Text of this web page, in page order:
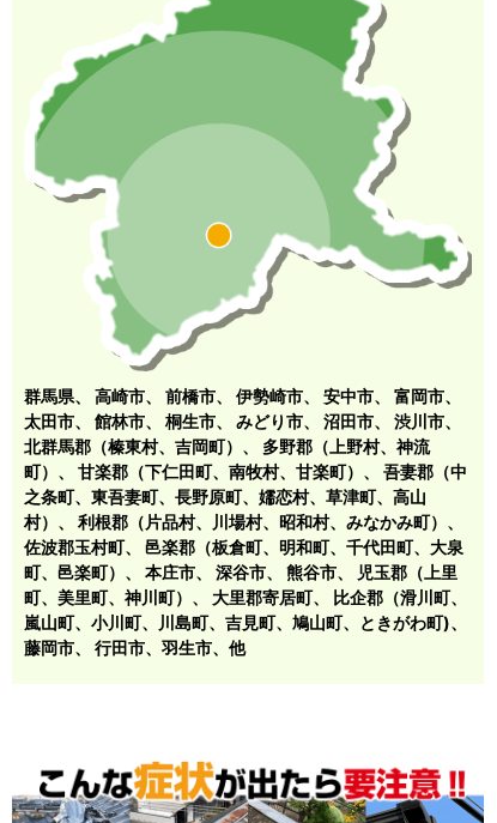
群馬県、 高崎市、 前橋市、 伊勢崎市、 安中市、 富岡市、
太田市、 館林市、 桐生市、 みどり市、 沼田市、 渋川市、
北群馬郡（榛東村、吉岡町） 、 多野郡（上野村、神流
町） 、 甘楽郡（下仁田町、南牧村、甘楽町） 、 吾妻郡（中
之条町、東吾妻町、長野原町、嬬恋村、草津町、高山
村） 、 利根郡（片品村、川場村、昭和村、みなかみ町） 、
佐波郡玉村町、 邑楽郡（板倉町、明和町、千代田町、大泉
町、邑楽町） 、 本庄市、 深谷市、 熊谷市、
児玉郡（上里
町、美里町、神川町） 、 大里郡寄居町、
比企郡（滑川町、
嵐山町、小川町、川島町、吉見町、鳩山町、ときがわ町)、
藤岡市、 行田市、羽生市、他